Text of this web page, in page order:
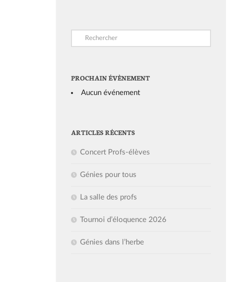
PROCHAIN ÉVÈNEMENT
Aucun événement
ARTICLES RÉCENTS
Concert Profs-élèves
Génies pour tous
La salle des profs
Tournoi d’éloquence 2026
Génies dans l’herbe